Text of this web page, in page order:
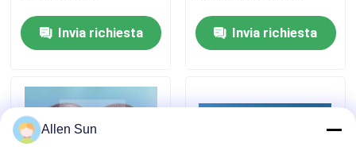
Notizie
Casi
Chiedi un preventivo
Invia richiesta Invia richiesta
Allen Sun